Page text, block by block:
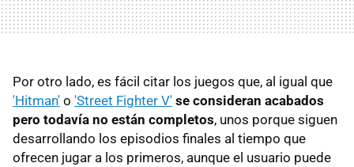
Por otro lado, es fácil citar los juegos que, al igual que
'Hitman' o 'Street Fighter V' se consideran acabados
pero todavía no están completos, unos porque siguen
desarrollando los episodios finales al tiempo que
ofrecen jugar a los primeros, aunque el usuario puede